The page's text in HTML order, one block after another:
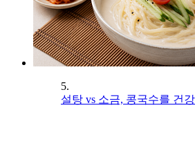
5.
설탕 vs 소금, 콩국수를 건